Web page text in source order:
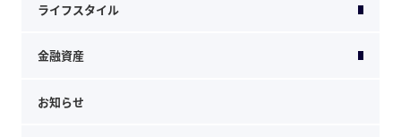
ライフスタイル
金融資産
お知らせ